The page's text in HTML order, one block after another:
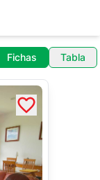
Fichas Tabla